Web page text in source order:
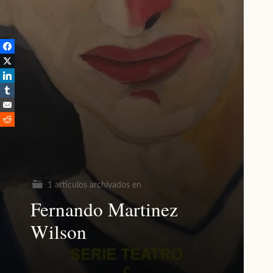
1 artículos archivados en
Fernando Martinez
Wilson